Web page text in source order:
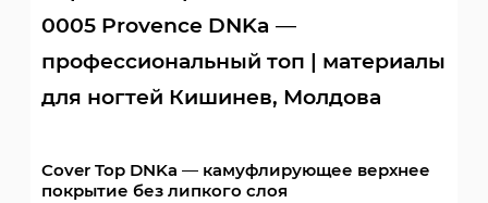
0005 Provence DNKa —
профессиональный топ | материалы
для ногтей Кишинев, Молдова
Cover Top DNKa — камуфлирующее верхнее
покрытие без липкого слоя